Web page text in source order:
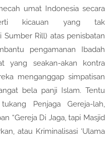
umat Indonesia secara
kicauan yang tak
Sumber Rill) atas penisbatan
pengamanan Ibadah
yang seakan-akan kontra
menganggap simpatisan
bela panji Islam. Tentu
Penjaga Gereja-lah,
“Gereja Di Jaga, tapi Masjid
atau Kriminalisasi ‘Ulama